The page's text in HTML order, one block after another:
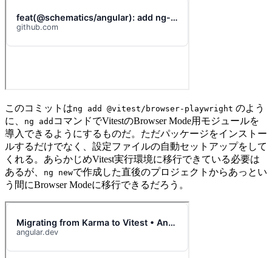
このコミットはng add @vitest/browser-playwright のよう
に、
ng add コマンドでVitestのBrowser Mode用モジュールを
導入できるようにするものだ。ただパッケージをインストー
ルするだけでなく、設定ファイルの自動セットアップをして
くれる。あらかじめVitest実行環境に移行できている必要は
あるが、
ng newで作成した直後のプロジェクトからあっとい
う間にBrowser Modeに移行できるだろう。